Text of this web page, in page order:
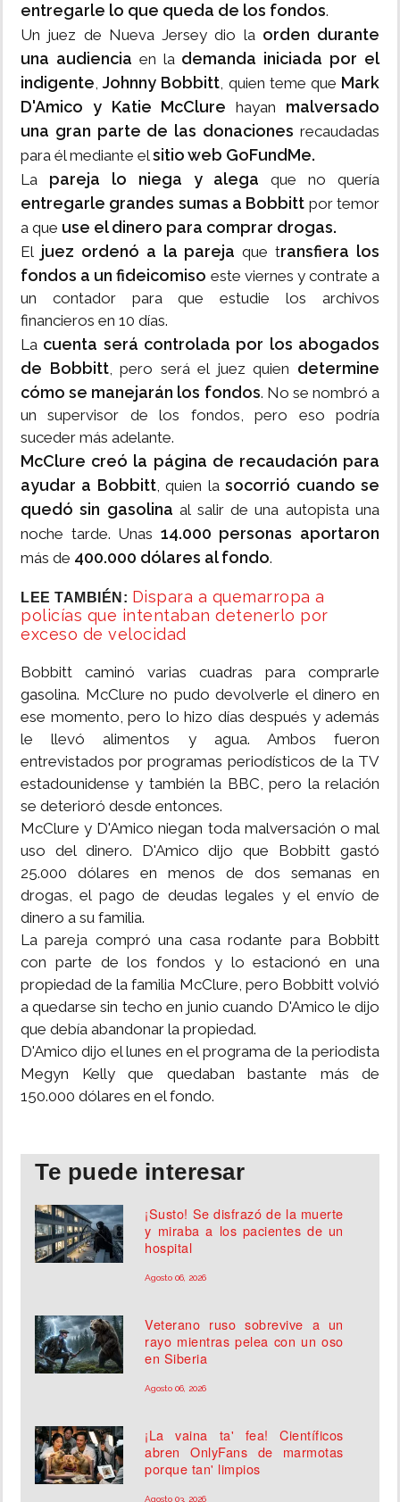
entregarle lo que queda de los fondos.
Un juez de Nueva Jersey dio la orden durante
una audiencia en la demanda iniciada por el
indigente,Johnny Bobbitt, quien teme que Mark
D'Amico y Katie McClure hayan malversado
una gran parte de las donaciones recaudadas
para él mediante elsitio web GoFundMe.
La pareja lo niega y alegaque no quería
entregarle grandes sumas a Bobbitt por temor
a que use el dinero para comprar drogas.
El juez ordenó a la pareja que transfiera los
fondos a un fideicomiso este viernes y contrate a
un contador para que estudie los archivos
financieros en 10 días.
La cuenta será controlada por los abogados
de Bobbitt, pero será el juez quien determine
cómo se manejarán los fondos. No se nombró a
un supervisor de los fondos, pero eso podría
suceder más adelante.
McClure creó la página de recaudación para
ayudar a Bobbitt, quien lasocorrió cuando se
quedó sin gasolina al salir de una autopista una
noche tarde. Unas 14.000 personas aportaron
más de 400.000 dólares al fondo.
LEE TAMBIÉN: Dispara a quemarropa a
policías que intentaban detenerlo por
exceso de velocidad
Bobbitt caminó varias cuadras para comprarle
gasolina. McClure no pudo devolverle el dinero en
ese momento, pero lo hizo días después y además
le llevó alimentos y agua. Ambos fueron
entrevistados por programas periodísticos de la TV
estadounidense y también la BBC, pero la relación
se deterioró desde entonces.
McClure y D'Amico niegan toda malversación o mal
uso del dinero. D'Amico dijo que Bobbitt gastó
25.000 dólares en menos de dos semanas en
drogas, el pago de deudas legales y el envío de
dinero a su familia.
La pareja compró una casa rodante para Bobbitt
con parte de los fondos y lo estacionó en una
propiedad de la familia McClure, pero Bobbitt volvió
a quedarse sin techo en junio cuando D'Amico le dijo
que debía abandonar la propiedad.
D'Amico dijo el lunes en el programa de la periodista
Megyn Kelly que quedaban bastante más de
150.000 dólares en el fondo.
Te puede interesar
¡Susto! Se disfrazó de la muerte
y miraba a los pacientes de un
hospital
Agosto 06, 2026
Veterano ruso sobrevive a un
rayo mientras pelea con un oso
en Siberia
Agosto 06, 2026
¡La vaina ta' fea! Científicos
abren OnlyFans de marmotas
porque tan' limpios
Agosto 03, 2026